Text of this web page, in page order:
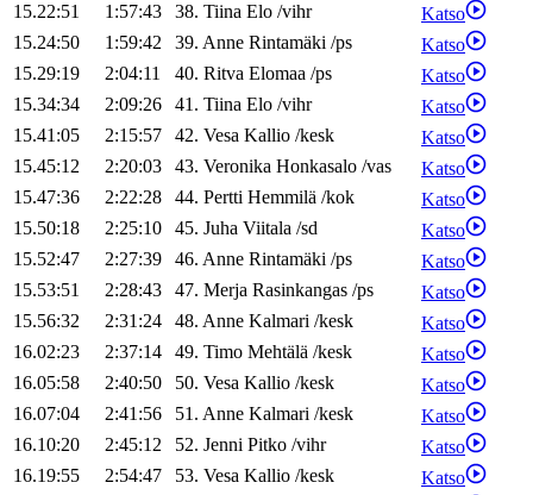
15.22:51
1:57:43 38. Tiina Elo /vihr
Katso
15.24:50
1:59:42 39. Anne Rintamäki /ps
Katso
15.29:19
2:04:11 40. Ritva Elomaa /ps
Katso
15.34:34
2:09:26 41. Tiina Elo /vihr
Katso
15.41:05
2:15:57 42. Vesa Kallio /kesk
Katso
15.45:12
2:20:03 43. Veronika Honkasalo /vas
Katso
15.47:36
2:22:28 44. Pertti Hemmilä /kok
Katso
15.50:18
2:25:10 45. Juha Viitala /sd
Katso
15.52:47
2:27:39 46. Anne Rintamäki /ps
Katso
15.53:51
2:28:43 47. Merja Rasinkangas /ps
Katso
15.56:32
2:31:24 48. Anne Kalmari /kesk
Katso
16.02:23
2:37:14 49. Timo Mehtälä /kesk
Katso
16.05:58
2:40:50 50. Vesa Kallio /kesk
Katso
16.07:04
2:41:56 51. Anne Kalmari /kesk
Katso
16.10:20
2:45:12 52. Jenni Pitko /vihr
Katso
16.19:55
2:54:47 53. Vesa Kallio /kesk
Katso